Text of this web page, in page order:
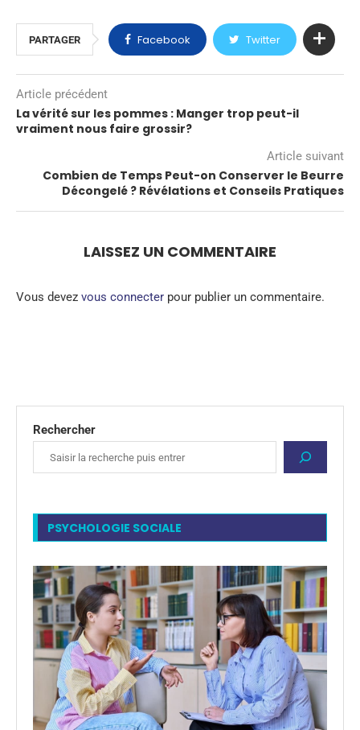
PARTAGER Facebook Twitter
Article précédent
La vérité sur les pommes : Manger trop peut-il
vraiment nous faire grossir?
Article suivant
Combien de Temps Peut-on Conserver le Beurre
Décongelé ? Révélations et Conseils Pratiques
LAISSEZ UN COMMENTAIRE
Vous devez vous connecter pour publier un commentaire.
Rechercher
PSYCHOLOGIE SOCIALE